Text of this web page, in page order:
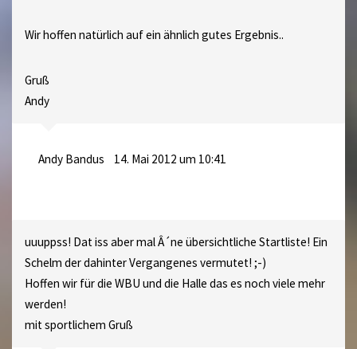
Wir hoffen natürlich auf ein ähnlich gutes Ergebnis..
Gruß
Andy
Andy Bandus 14. Mai 2012 um 10:41
uuuppss! Dat iss aber mal Â´ne übersichtliche Startliste! Ein
Schelm der dahinter Vergangenes vermutet! ;-)
Hoffen wir für die WBU und die Halle das es noch viele mehr
werden!
mit sportlichem Gruß